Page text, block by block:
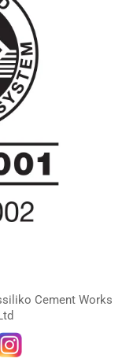
Cement Works